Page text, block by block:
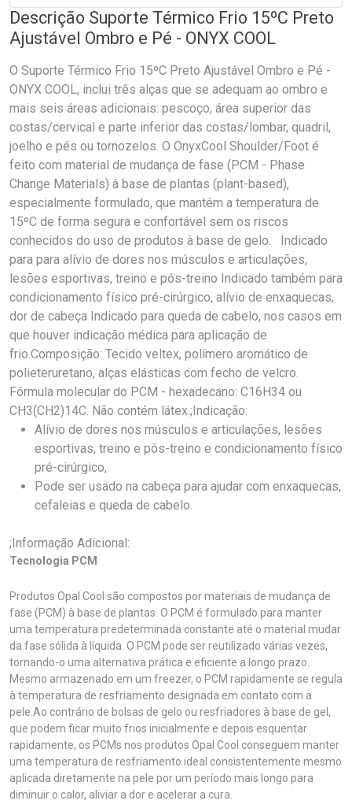
Descrição Suporte Térmico Frio 15ºC Preto
Ajustável Ombro e Pé - ONYX COOL
O Suporte Térmico Frio 15ºC Preto Ajustável Ombro e Pé -
ONYX COOL, inclui três alças que se adequam ao ombro e
mais seis áreas adicionais: pescoço, área superior das
costas/cervical e parte inferior das costas/lombar, quadril,
joelho e pés ou tornozelos. O OnyxCool Shoulder/Foot é
feito com material de mudança de fase (PCM - Phase
Change Materials) à base de plantas (plant-based),
especialmente formulado, que mantém a temperatura de
15ºC de forma segura e confortável sem os riscos
conhecidos do uso de produtos à base de gelo. Indicado
para para alívio de dores nos músculos e articulações,
lesões esportivas, treino e pós-treino Indicado também para
condicionamento físico pré-cirúrgico, alívio de enxaquecas,
dor de cabeça Indicado para queda de cabelo, nos casos em
que houver indicação médica para aplicação de
frio.Composição: Tecido veltex, polímero aromático de
polieteruretano, alças elásticas com fecho de velcro.
Fórmula molecular do PCM - hexadecano: C16H34 ou
CH3(CH2)14C. Não contém látex.;Indicação:
Alívio de dores nos músculos e articulações, lesões
esportivas, treino e pós-treino e condicionamento físico
pré-cirúrgico,
Pode ser usado na cabeça para ajudar com enxaquecas,
cefaleias e queda de cabelo.
;Informação Adicional:
Tecnologia PCM
Produtos Opal Cool são compostos por materiais de mudança de
fase (PCM) à base de plantas. O PCM é formulado para manter
uma temperatura predeterminada constante até o material mudar
da fase sólida à líquida. O PCM pode ser reutilizado várias vezes,
tornando-o uma alternativa prática e eficiente a longo prazo.
Mesmo armazenado em um freezer, o PCM rapidamente se regula
à temperatura de resfriamento designada em contato com a
pele.Ao contrário de bolsas de gelo ou resfriadores à base de gel,
que podem ficar muito frios inicialmente e depois esquentar
rapidamente, os PCMs nos produtos Opal Cool conseguem manter
uma temperatura de resfriamento ideal consistentemente mesmo
aplicada diretamente na pele por um período mais longo para
diminuir o calor, aliviar a dor e acelerar a cura.